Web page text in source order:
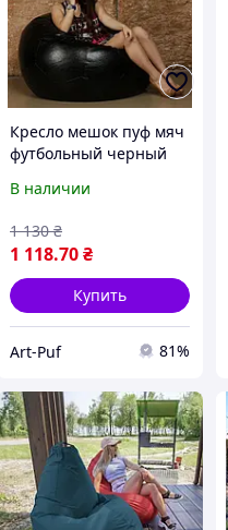
Кресло мешок пуф мяч
футбольный черный
В наличии
1 118.70₴
1 130 ₴
Купить
Art-Puf 81%